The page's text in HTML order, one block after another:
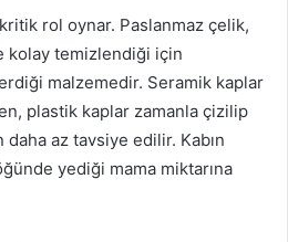
rol oynar. Paslanmaz çelik,
kolay temizlendiği için
malzemedir. Seramik kaplar
plastik kaplar zamanla çizilip
az tavsiye edilir. Kabın
yediği mama miktarına